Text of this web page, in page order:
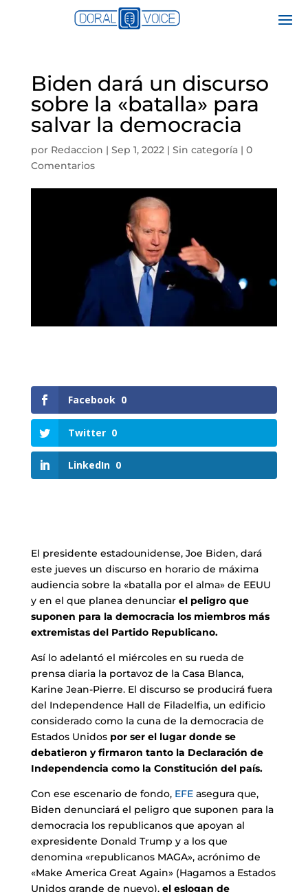
Biden dará un discurso
sobre la «batalla» para
salvar la democracia
por Redaccion | Sep 1, 2022| Sin categoría| 0
Comentarios
Facebook 0
Twitter 0
LinkedIn 0
El presidente estadounidense, Joe Biden, dará
este jueves un discurso en horario de máxima
audiencia sobre la «batalla por el alma» de EEUU
y en el que planea denunciar el peligro que
suponen para la democracia los miembros más
extremistas del Partido Republicano.
Así lo adelantó el miércoles en su rueda de
prensa diaria la portavoz de la Casa Blanca,
Karine Jean-Pierre. El discurso se producirá fuera
del Independence Hall de Filadelfia, un edificio
considerado como la cuna de la democracia de
Estados Unidos por ser el lugar donde se
debatieron y firmaron tanto la Declaración de
Independencia como la Constitución del país.
Con ese escenario de fondo, EFEasegura que,
Biden denunciará el peligro que suponen para la
democracia los republicanos que apoyan al
expresidente Donald Trump y a los que
denomina «republicanos MAGA», acrónimo de
«Make America Great Again» (Hagamos a Estados
Unidos grande de nuevo), el eslogan de